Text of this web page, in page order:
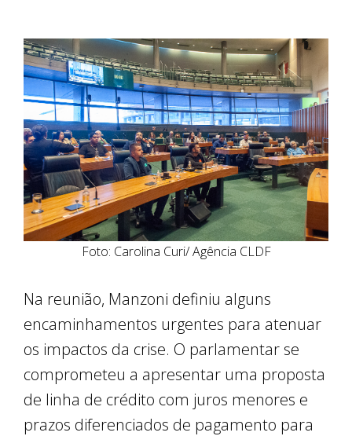
Foto: Carolina Curi/ Agência CLDF
Na reunião, Manzoni definiu alguns
encaminhamentos urgentes para atenuar
os impactos da crise. O parlamentar se
comprometeu a apresentar uma proposta
de linha de crédito com juros menores e
prazos diferenciados de pagamento para